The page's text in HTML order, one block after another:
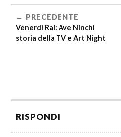
PRECEDENTE
Venerdì Rai: Ave Ninchi
storia della TV e Art Night
RISPONDI